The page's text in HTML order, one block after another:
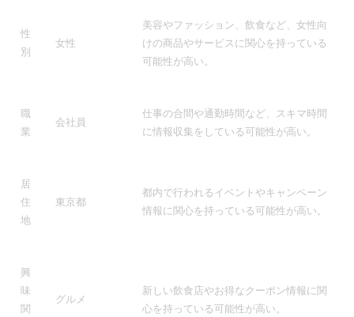
性
別
女性
美容やファッション、飲食など、女性向
けの商品やサービスに関心を持っている
可能性が高い。
職
業
会社員
仕事の合間や通勤時間など、スキマ時間
に情報収集をしている可能性が高い。
居
住
地
東京都
都内で行われるイベントやキャンペーン
情報に関心を持っている可能性が高い。
興
味
関
グルメ
新しい飲食店やお得なクーポン情報に関
心を持っている可能性が高い。